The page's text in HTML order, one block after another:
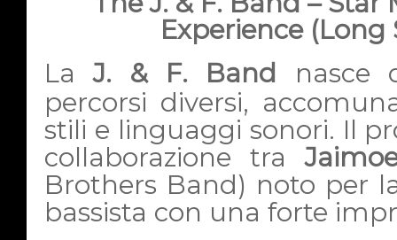
Experience (Long
LaJ. & F. Band
nasce
percorsi diversi,
stili e linguaggi sonori. Il
collaborazione tra
Brothers Band) noto per
bassista con una forte